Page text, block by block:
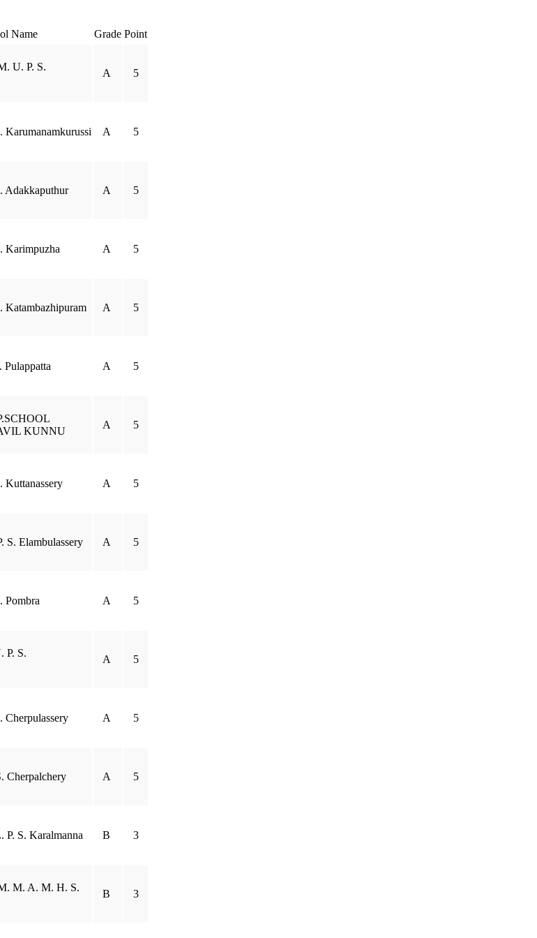
Name Grade Point
U. P. S.
A 5
Karumanamkurussi A 5
Adakkaputhur A 5
Karimpuzha A 5
Katambazhipuram A 5
Pulappatta A 5
KUNNU
A 5
Kuttanassery A 5
S. Elambulassery A 5
Pombra A 5
P. S.
A 5
Cherpulassery A 5
Cherpalchery A 5
P. S. Karalmanna B 3
M. A. M. H. S.
B 3